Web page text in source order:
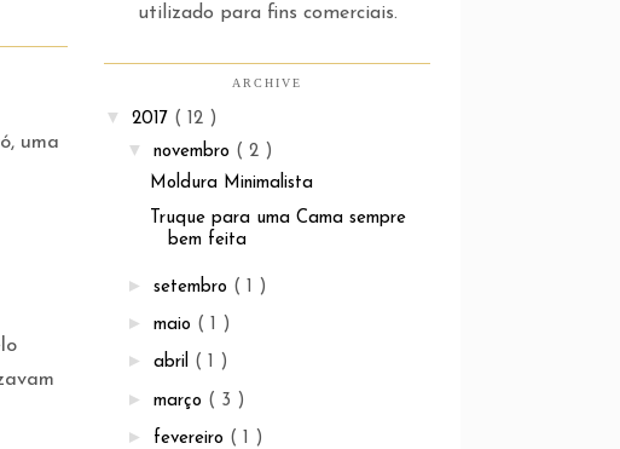
uma
utilizado para fins comerciais.
ARCHIVE
▼ 2017 ( 12 )
▼ novembro ( 2 )
Moldura Minimalista
Truque para uma Cama sempre
bem feita
► setembro ( 1 )
► maio ( 1 )
► abril ( 1 )
► março ( 3 )
► fevereiro ( 1 )